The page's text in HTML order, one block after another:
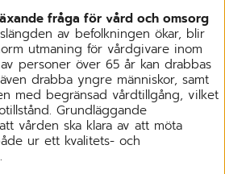
fråga för vård och omsorg
av befolkningen ökar, blir
utmaning för vårdgivare inom
personer över 65 år kan drabbas
drabba yngre människor, samt
med begränsad vårdtillgång, vilket
Grundläggande
vården ska klara av att möta
ur ett kvalitets- och